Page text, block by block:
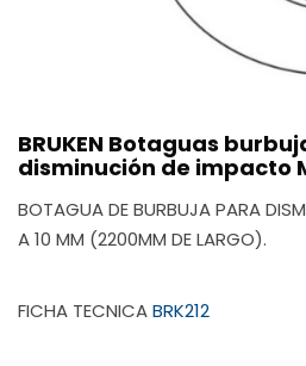
BRUKEN Botaguas
disminución de impacto
BOTAGUA DE BURBUJA PARA
A 10 MM (2200MM DE LARGO).
FICHA TECNICABRK212